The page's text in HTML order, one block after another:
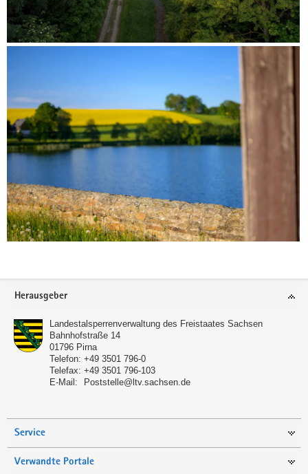
den Oberen Großhartmannsdorfer Teich
Footer-
Herausgeber
Landestalsperrenverwaltung des Freistaates Sachsen
Bahnhofstraße 14
01796 Pirna
Telefon: +49 3501 796-0
Telefax: +49 3501 796-103
E-Mail:
Poststelle@ltv.sachsen.de
Service
Verwandte Portale